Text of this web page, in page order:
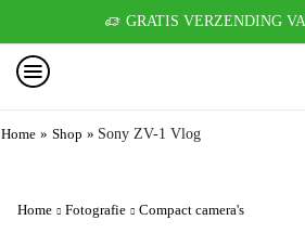
GRATIS VERZENDING
Home » Shop » Sony ZV-1 Vlog
Home Fotografie Compact camera's